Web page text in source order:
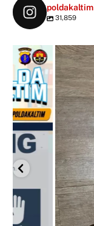
poldakaltim
31,859